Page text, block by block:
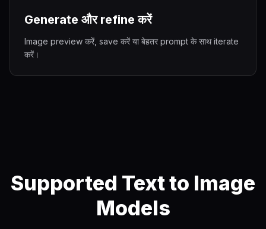
Generate और refine करें
Image preview करें, save करें या बेहतर prompt के साथ iterate
करें।
Supported Text to Image
Models